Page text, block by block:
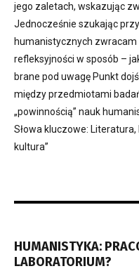
jego zaletach, wskazując
Jednocześnie szukając
humanistycznych
refleksyjności w sposób –
brane pod uwagę Punkt
między przedmiotami
„powinnością” nauk
Słowa kluczowe:
kultura”
HUMANISTYKA:
LABORATORIUM?